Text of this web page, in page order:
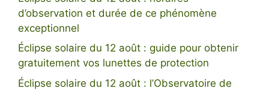
d’observation et durée de ce phénomène
exceptionnel
Éclipse solaire du 12 août : guide pour obtenir
gratuitement vos lunettes de protection
Éclipse solaire du 12 août : l’Observatoire de